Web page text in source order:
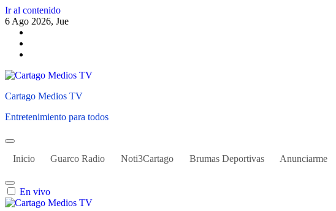
Ir al contenido
6 Ago 2026, Jue
Cartago Medios TV
Entretenimiento para todos
Inicio Guarco Radio Noti3Cartago Brumas Deportivas Anunciarme
En vivo